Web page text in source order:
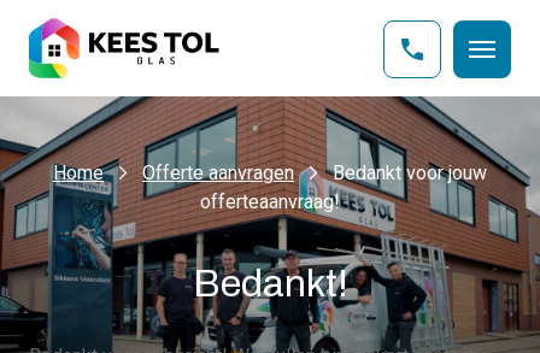
Home Offerte aanvragen
Bedankt voor jouw
offerteaanvraag!
Bedankt!